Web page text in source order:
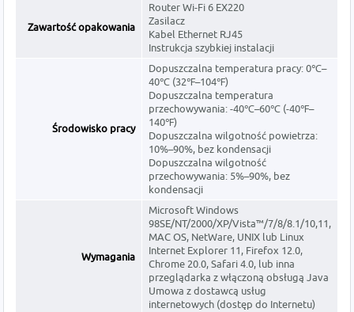
Zawartość opakowania
Router Wi-Fi 6 EX220
Zasilacz
Kabel Ethernet RJ45
Instrukcja szybkiej instalacji
Środowisko pracy
Dopuszczalna temperatura pracy: 0℃–
40℃ (32℉–104℉)
Dopuszczalna temperatura
przechowywania: -40℃–60℃ (-40℉–
140℉)
Dopuszczalna wilgotność powietrza:
10%–90%, bez kondensacji
Dopuszczalna wilgotność
przechowywania: 5%–90%, bez
kondensacji
Wymagania
Microsoft Windows
98SE/NT/2000/XP/Vista™/7/8/8.1/10,11,
MAC OS, NetWare, UNIX lub Linux
Internet Explorer 11, Firefox 12.0,
Chrome 20.0, Safari 4.0, lub inna
przeglądarka z włączoną obsługą Java
Umowa z dostawcą usług
internetowych (dostęp do Internetu)